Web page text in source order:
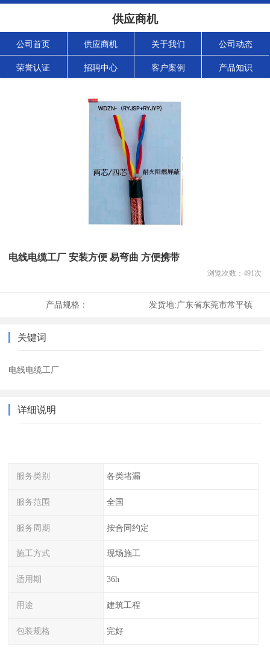
供应商机
公司首页 供应商机 关于我们 公司动态
荣誉认证 招聘中心 客户案例 产品知识
电线电缆工厂 安装方便 易弯曲 方便携带
浏览次数： 491次
产品规格： 发货地:广东省东莞市常平镇
关键词
电线电缆工厂
详细说明
服务类别 各类堵漏
服务范围 全国
服务周期 按合同约定
施工方式 现场施工
适用期 36h
用途 建筑工程
包装规格 完好